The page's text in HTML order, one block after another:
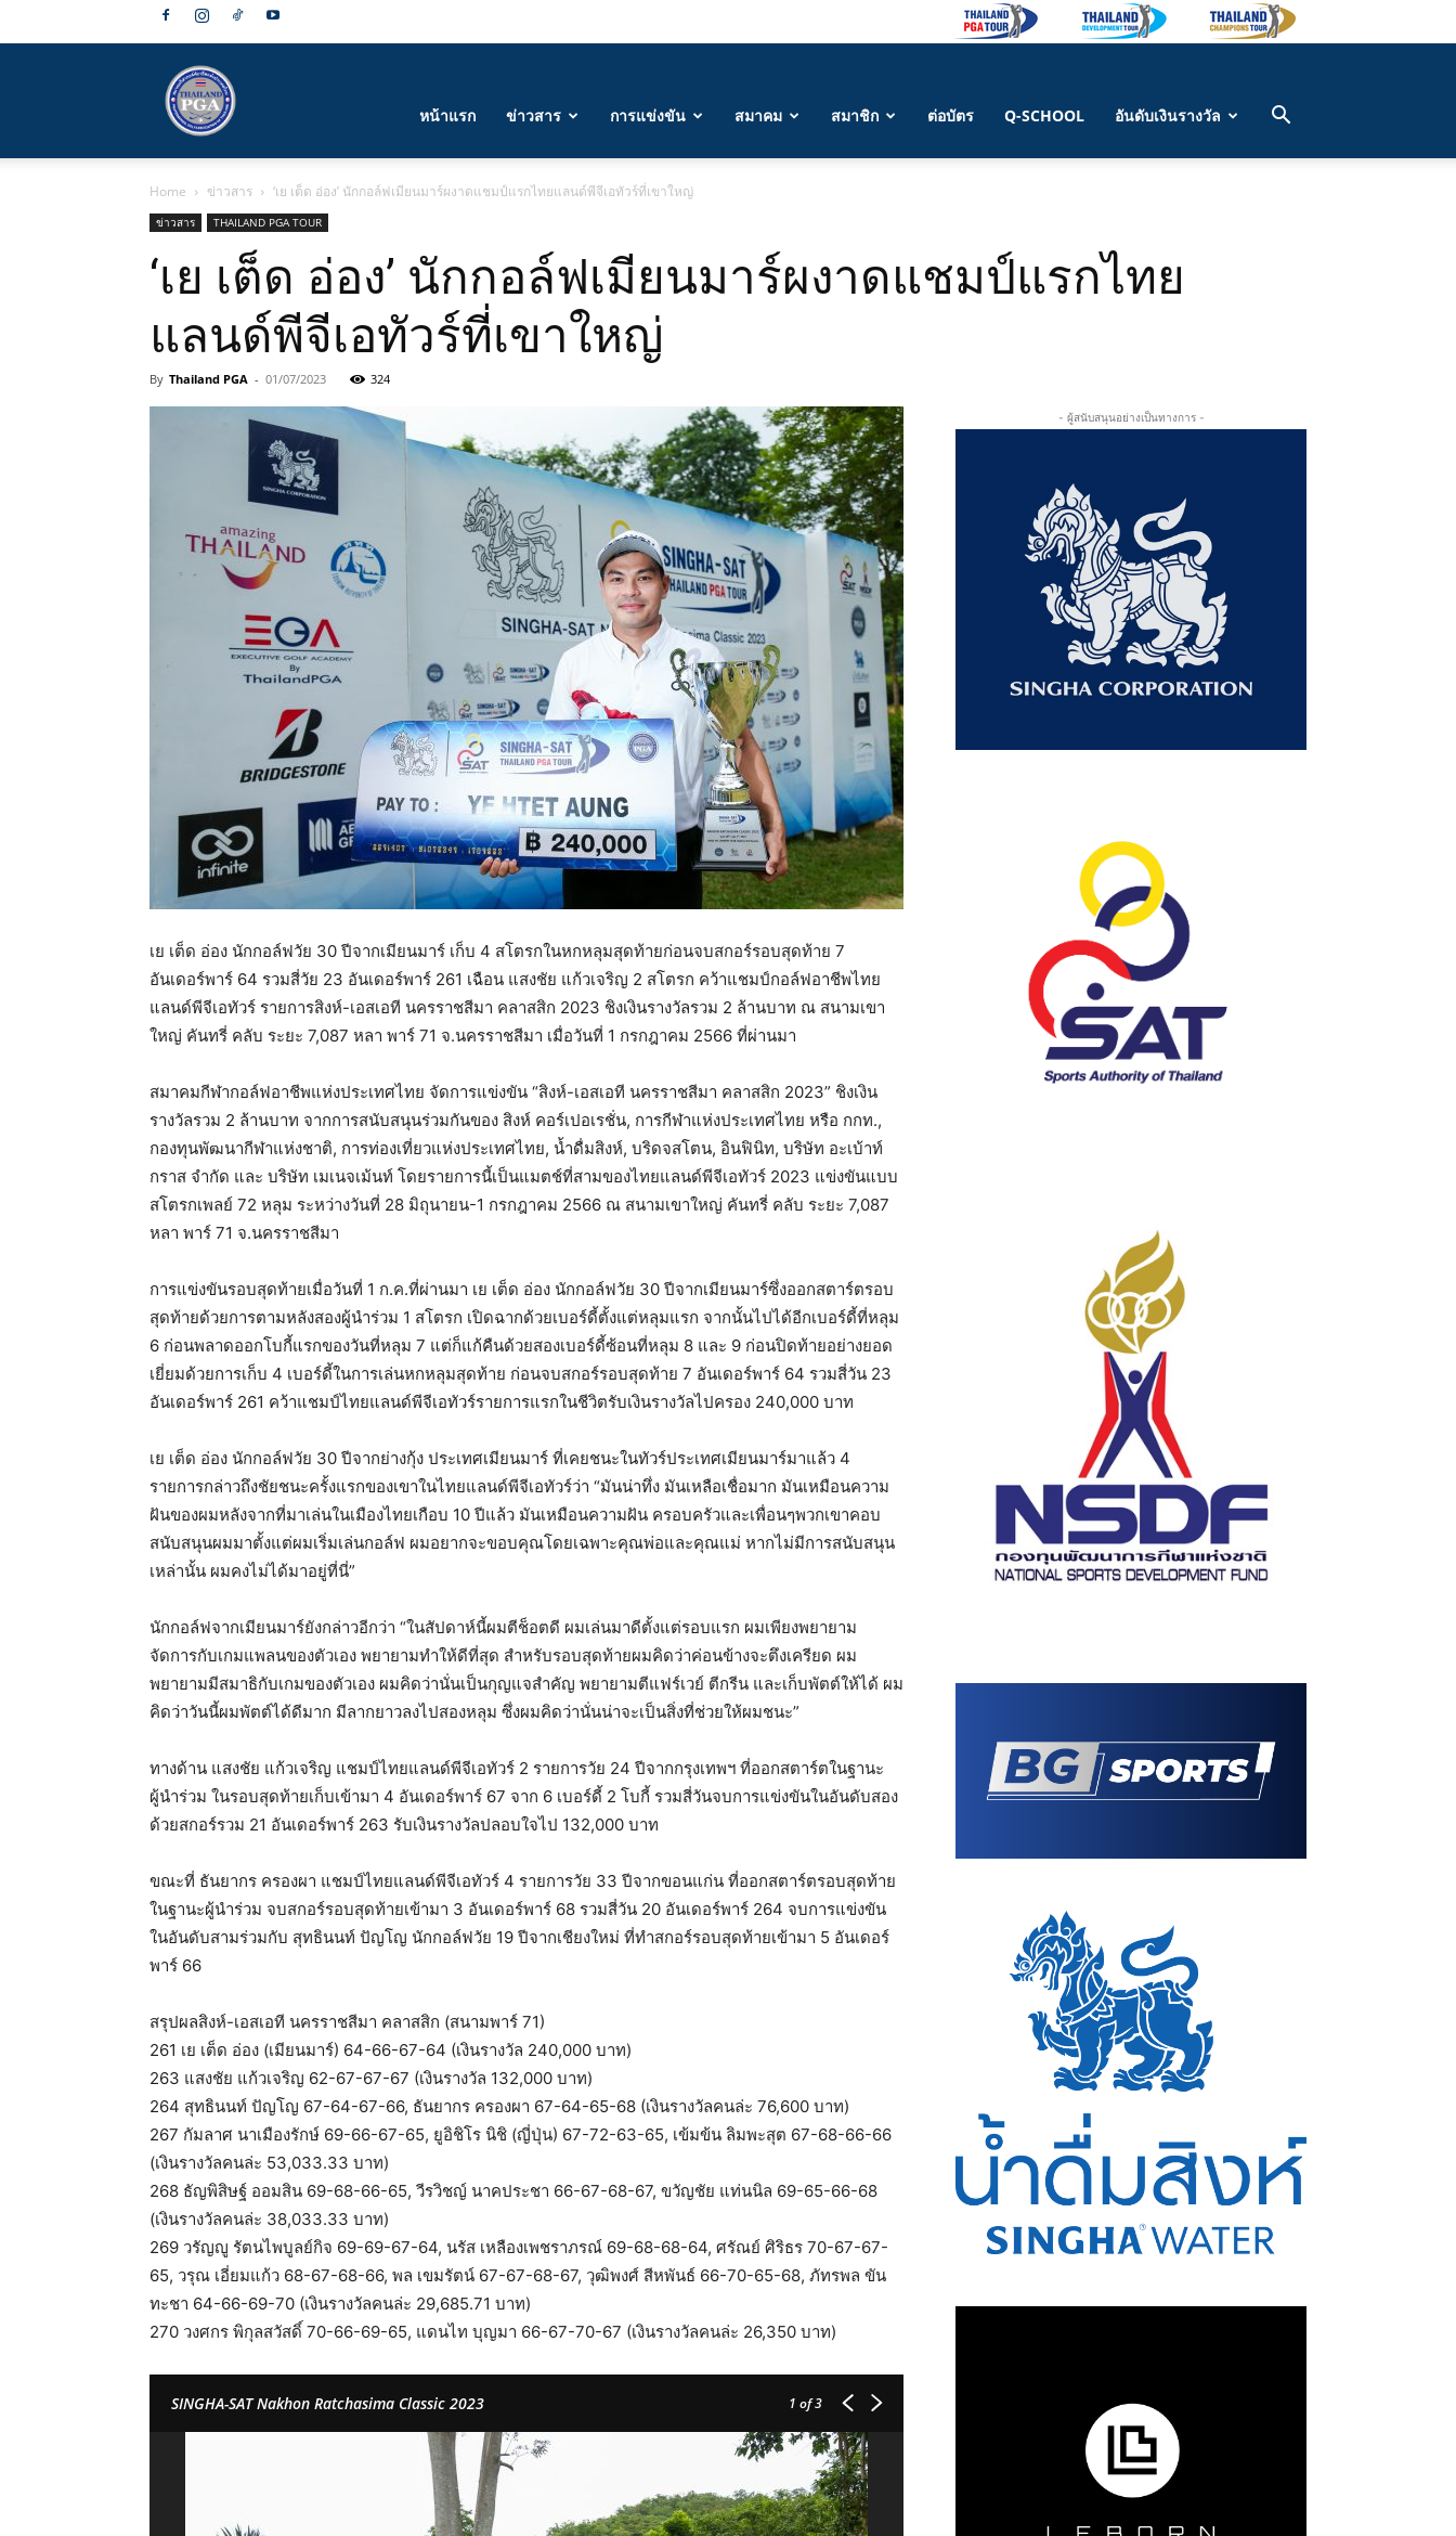
กีฬา
กอล์ฟ
อาชีพ
แห่ง
ประเทศไทย
หน้าแรก ข่าวสาร การแข่งขัน สมาคม สมาชิก ต่อบัตร Q-SCHOOL อันดับเงินรางวัล
Home ข่าวสาร ‘เย เต็ด อ่อง’ นักกอล์ฟเมียนมาร์ผงาดแชมป์แรกไทยแลนด์พีจีเอทัวร์ที่เขาใหญ่
ข่าวสาร THAILAND PGA TOUR
‘เย เต็ด อ่อง’ นักกอล์ฟเมียนมาร์ผงาดแชมป์แรกไทย
แลนด์พีจีเอทัวร์ที่เขาใหญ่
By Thailand PGA - 01/07/2023 324
เย เต็ด อ่อง นักกอล์ฟวัย 30 ปีจากเมียนมาร์ เก็บ 4 สโตรกในหกหลุมสุดท้ายก่อนจบสกอร์รอบสุดท้าย 7
อันเดอร์พาร์ 64 รวมสี่วัย 23 อันเดอร์พาร์ 261 เฉือน แสงชัย แก้วเจริญ 2 สโตรก คว้าแชมป์กอล์ฟอาชีพไทย
แลนด์พีจีเอทัวร์ รายการสิงห์-เอสเอที นครราชสีมา คลาสสิก 2023 ชิงเงินรางวัลรวม 2 ล้านบาท ณ สนามเขา
ใหญ่ คันทรี่ คลับ ระยะ 7,087 หลา พาร์ 71 จ.นครราชสีมา เมื่อวันที่ 1 กรกฎาคม 2566 ที่ผ่านมา
สมาคมกีฬากอล์ฟอาชีพแห่งประเทศไทย จัดการแข่งขัน “สิงห์-เอสเอที นครราชสีมา คลาสสิก 2023” ชิงเงิน
รางวัลรวม 2 ล้านบาท จากการสนับสนุนร่วมกันของ สิงห์ คอร์เปอเรชั่น, การกีฬาแห่งประเทศไทย หรือ กกท.,
กองทุนพัฒนากีฬาแห่งชาติ, การท่องเที่ยวแห่งประเทศไทย, น้ำดื่มสิงห์, บริดจสโตน, อินฟินิท, บริษัท อะเบ้าท์
กราส จำกัด และ บริษัท เมเนจเม้นท์ โดยรายการนี้เป็นแมตช์ที่สามของไทยแลนด์พีจีเอทัวร์ 2023 แข่งขันแบบ
สโตรกเพลย์ 72 หลุม ระหว่างวันที่ 28 มิถุนายน-1 กรกฎาคม 2566 ณ สนามเขาใหญ่ คันทรี่ คลับ ระยะ 7,087
หลา พาร์ 71 จ.นครราชสีมา
การแข่งขันรอบสุดท้ายเมื่อวันที่ 1 ก.ค.ที่ผ่านมา เย เต็ด อ่อง นักกอล์ฟวัย 30 ปีจากเมียนมาร์ซึ่งออกสตาร์ตรอบ
สุดท้ายด้วยการตามหลังสองผู้นำร่วม 1 สโตรก เปิดฉากด้วยเบอร์ดี้ตั้งแต่หลุมแรก จากนั้นไปได้อีกเบอร์ดี้ที่หลุม
6 ก่อนพลาดออกโบกี้แรกของวันที่หลุม 7 แต่ก็แก้คืนด้วยสองเบอร์ดี้ซ้อนที่หลุม 8 และ 9 ก่อนปิดท้ายอย่างยอด
เยี่ยมด้วยการเก็บ 4 เบอร์ดี้ในการเล่นหกหลุมสุดท้าย ก่อนจบสกอร์รอบสุดท้าย 7 อันเดอร์พาร์ 64 รวมสี่วัน 23
อันเดอร์พาร์ 261 คว้าแชมป์ไทยแลนด์พีจีเอทัวร์รายการแรกในชีวิตรับเงินรางวัลไปครอง 240,000 บาท
เย เต็ด อ่อง นักกอล์ฟวัย 30 ปีจากย่างกุ้ง ประเทศเมียนมาร์ ที่เคยชนะในทัวร์ประเทศเมียนมาร์มาแล้ว 4
รายการกล่าวถึงชัยชนะครั้งแรกของเขาในไทยแลนด์พีจีเอทัวร์ว่า “มันน่าทึ่ง มันเหลือเชื่อมาก มันเหมือนความ
ฝันของผมหลังจากที่มาเล่นในเมืองไทยเกือบ 10 ปีแล้ว มันเหมือนความฝัน ครอบครัวและเพื่อนๆพวกเขาคอบ
สนับสนุนผมมาตั้งแต่ผมเริ่มเล่นกอล์ฟ ผมอยากจะขอบคุณโดยเฉพาะคุณพ่อและคุณแม่ หากไม่มีการสนับสนุน
เหล่านั้น ผมคงไม่ได้มาอยู่ที่นี่”
นักกอล์ฟจากเมียนมาร์ยังกล่าวอีกว่า “ในสัปดาห์นี้ผมตีช็อตดี ผมเล่นมาดีตั้งแต่รอบแรก ผมเพียงพยายาม
จัดการกับเกมแพลนของตัวเอง พยายามทำให้ดีที่สุด สำหรับรอบสุดท้ายผมคิดว่าค่อนข้างจะตึงเครียด ผม
พยายามมีสมาธิกับเกมของตัวเอง ผมคิดว่านั่นเป็นกุญแจสำคัญ พยายามตีแฟร์เวย์ ตีกรีน และเก็บพัตต์ให้ได้ ผม
คิดว่าวันนี้ผมพัตต์ได้ดีมาก มีลากยาวลงไปสองหลุม ซึ่งผมคิดว่านั่นน่าจะเป็นสิ่งที่ช่วยให้ผมชนะ”
ทางด้าน แสงชัย แก้วเจริญ แชมป์ไทยแลนด์พีจีเอทัวร์ 2 รายการวัย 24 ปีจากกรุงเทพฯ ที่ออกสตาร์ตในฐานะ
ผู้นำร่วม ในรอบสุดท้ายเก็บเข้ามา 4 อันเดอร์พาร์ 67 จาก 6 เบอร์ดี้ 2 โบกี้ รวมสี่วันจบการแข่งขันในอันดับสอง
ด้วยสกอร์รวม 21 อันเดอร์พาร์ 263 รับเงินรางวัลปลอบใจไป 132,000 บาท
ขณะที่ ธันยากร ครองผา แชมป์ไทยแลนด์พีจีเอทัวร์ 4 รายการวัย 33 ปีจากขอนแก่น ที่ออกสตาร์ตรอบสุดท้าย
ในฐานะผู้นำร่วม จบสกอร์รอบสุดท้ายเข้ามา 3 อันเดอร์พาร์ 68 รวมสี่วัน 20 อันเดอร์พาร์ 264 จบการแข่งขัน
ในอันดับสามร่วมกับ สุทธินนท์ ปัญโญ นักกอล์ฟวัย 19 ปีจากเชียงใหม่ ที่ทำสกอร์รอบสุดท้ายเข้ามา 5 อันเดอร์
พาร์ 66
สรุปผลสิงห์-เอสเอที นครราชสีมา คลาสสิก (สนามพาร์ 71)
261 เย เต็ด อ่อง (เมียนมาร์) 64-66-67-64 (เงินรางวัล 240,000 บาท)
263 แสงชัย แก้วเจริญ 62-67-67-67 (เงินรางวัล 132,000 บาท)
264 สุทธินนท์ ปัญโญ 67-64-67-66, ธันยากร ครองผา 67-64-65-68 (เงินรางวัลคนล่ะ 76,600 บาท)
267 กัมลาศ นาเมืองรักษ์ 69-66-67-65, ยูอิชิโร นิชิ (ญี่ปุ่น) 67-72-63-65, เข้มข้น ลิมพะสุต 67-68-66-66
(เงินรางวัลคนล่ะ 53,033.33 บาท)
268 ธัญพิสิษฐ์ ออมสิน 69-68-66-65, วีรวิชญ์ นาคประชา 66-67-68-67, ขวัญชัย แท่นนิล 69-65-66-68
(เงินรางวัลคนล่ะ 38,033.33 บาท)
269 วรัญญู รัตนไพบูลย์กิจ 69-69-67-64, นรัส เหลืองเพชราภรณ์ 69-68-68-64, ศรัณย์ ศิริธร 70-67-67-
65, วรุณ เอี่ยมแก้ว 68-67-68-66, พล เขมรัตน์ 67-67-68-67, วุฒิพงศ์ สีหพันธ์ 66-70-65-68, ภัทรพล ขัน
ทะชา 64-66-69-70 (เงินรางวัลคนล่ะ 29,685.71 บาท)
270 วงศกร พิกุลสวัสดิ์ 70-66-69-65, แดนไท บุญมา 66-67-70-67 (เงินรางวัลคนล่ะ 26,350 บาท)
SINGHA-SAT Nakhon Ratchasima Classic 2023 1 of 3
- ผู้สนับสนุนอย่างเป็นทางการ -